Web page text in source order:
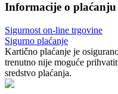
Informacije o plaćanju
Sigurnost on-line trgovine
Sigurno plaćanje
Kartično plaćanje je
trenutno nije moguće
sredstvo plaćanja.